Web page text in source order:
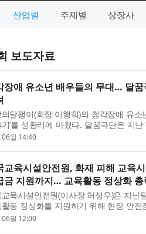
산업별 주제별 상장사
보도자료
장애 유소년 배우들의 무대… 달꿈
달팽이(회장 이행희)의 청각장애 유소
’를 성황리에 마쳤다. 달꿈극단은 지
테이지에서 ‘미로와 푸른귀 이야기’
06일 14:40
교육시설안전원, 화재 피해 교육
금 지원까지… 교육활동 정상화 총
육시설안전원(이사장 허성우)은 지
활동 정상화를 지원하기 위해 현장 안
성우 한국교육시설안전원 이사장은 4
06일 12:00